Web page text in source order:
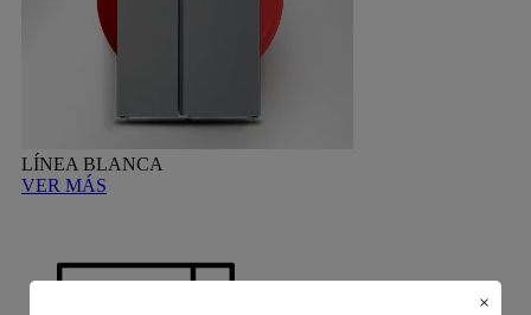
LÍNEA BLANCA
VER MÁS
×